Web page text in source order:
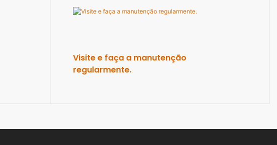
Visite e faça a manutenção
regularmente.